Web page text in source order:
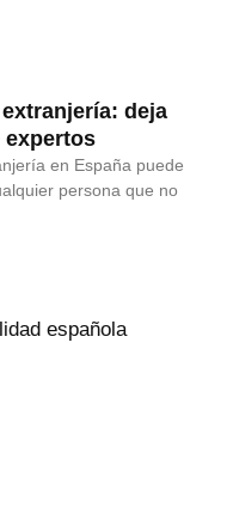
deja
expertos
en España puede
persona que no